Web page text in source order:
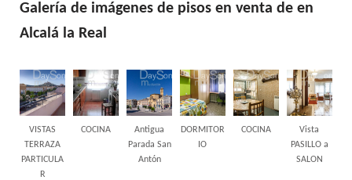
Galería de imágenes de pisos en venta de en
Alcalá la Real
VISTAS
TERRAZA
PARTICULA
R
COCINA
Antigua
Parada San
Antón
DORMITOR
IO
COCINA
Vista
PASILLO a
SALON